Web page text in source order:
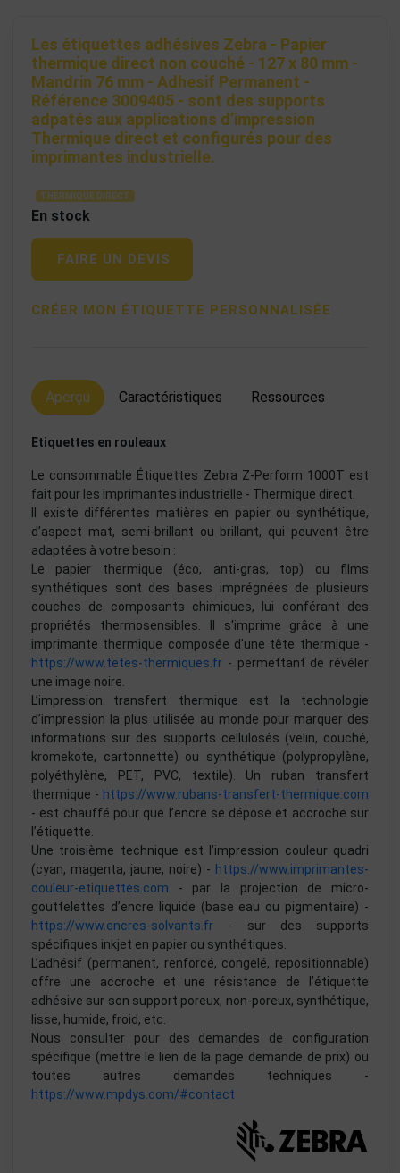
Les étiquettes adhésives Zebra - Papier
thermique direct non couché - 127 x 80 mm -
Mandrin 76 mm - Adhesif Permanent -
Référence 3009405 - sont des supports
adpatés aux applications d’impression
Thermique direct et configurés pour des
imprimantes industrielle.
THERMIQUE DIRECT
En stock
FAIRE UN DEVIS
CRÉER MON ÉTIQUETTE PERSONNALISÉE
Aperçu Caractéristiques Ressources
Etiquettes en rouleaux
Le consommable Étiquettes Zebra Z-Perform 1000T est
fait pour les imprimantes industrielle - Thermique direct.
Il existe différentes matières en papier ou synthétique,
d’aspect mat, semi-brillant ou brillant, qui peuvent être
adaptées à votre besoin :
Le papier thermique (éco, anti-gras, top) ou films
synthétiques sont des bases imprégnées de plusieurs
couches de composants chimiques, lui conférant des
propriétés thermosensibles. Il s'imprime grâce à une
imprimante thermique composée d'une tête thermique -
https://www.tetes-thermiques.fr - permettant de révéler
une image noire.
L’impression transfert thermique est la technologie
d’impression la plus utilisée au monde pour marquer des
informations sur des supports cellulosés (velin, couché,
kromekote, cartonnette) ou synthétique (polypropylène,
polyéthylène, PET, PVC, textile). Un ruban transfert
thermique - https://www.rubans-transfert-thermique.com
- est chauffé pour que l’encre se dépose et accroche sur
l’étiquette.
Une troisième technique est l’impression couleur quadri
(cyan, magenta, jaune, noire) - https://www.imprimantes-
couleur-etiquettes.com - par la projection de micro-
gouttelettes d’encre liquide (base eau ou pigmentaire) -
https://www.encres-solvants.fr - sur des supports
spécifiques inkjet en papier ou synthétiques.
L’adhésif (permanent, renforcé, congelé, repositionnable)
offre une accroche et une résistance de l’étiquette
adhésive sur son support poreux, non-poreux, synthétique,
lisse, humide, froid, etc.
Nous consulter pour des demandes de configuration
spécifique (mettre le lien de la page demande de prix) ou
toutes autres demandes techniques -
https://www.mpdys.com/#contact